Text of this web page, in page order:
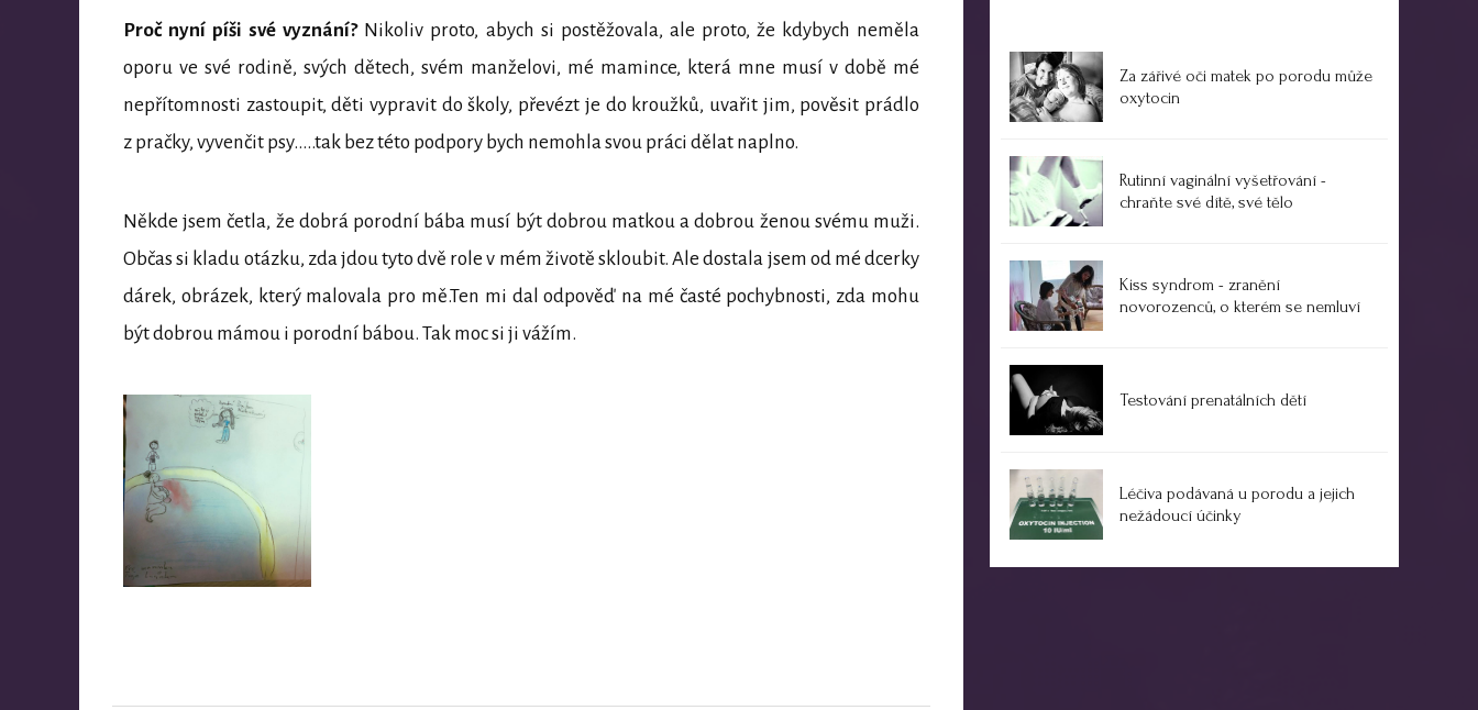
Proč nyní píši své vyznání?Nikoliv proto, abych si postěžovala, ale proto, že kdybych neměla
oporu ve své rodině, svých dětech, svém manželovi, mé mamince, která mne musí v době mé
nepřítomnosti zastoupit, děti vypravit do školy, převézt je do kroužků, uvařit jim, pověsit prádlo
z pračky, vyvenčit psy…..tak bez této podpory bych nemohla svou práci dělat naplno.
Někde jsem četla, že dobrá porodní bába musí být dobrou matkou a dobrou ženou svému muži.
Občas si kladu otázku, zda jdou tyto dvě role v mém životě skloubit. Ale dostala jsem od mé dcerky
dárek, obrázek, který malovala pro mě.Ten mi dal odpověď na mé časté pochybnosti, zda mohu
být dobrou mámou i porodní bábou. Tak moc si ji vážím.
Za zářivé oči matek po porodu může
oxytocin
Rutinní vaginální vyšetřování -
chraňte své dítě, své tělo
Kiss syndrom - zranění
novorozenců, o kterém se nemluví
Testování prenatálních dětí
Léčiva podávaná u porodu a jejich
nežádoucí účinky